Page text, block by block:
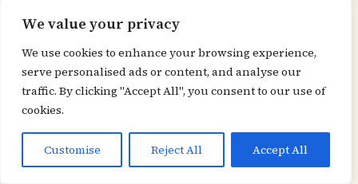
We value your privacy
We use cookies to enhance your browsing experience,
serve personalised ads or content, and analyse our
traffic. By clicking "Accept All", you consent to our use of
cookies.
Customise Reject All Accept All
la migration historique
(déportations, exils
coloniaux) et la migration
contemporaine
(mouvements de population,
déplacements économiques).